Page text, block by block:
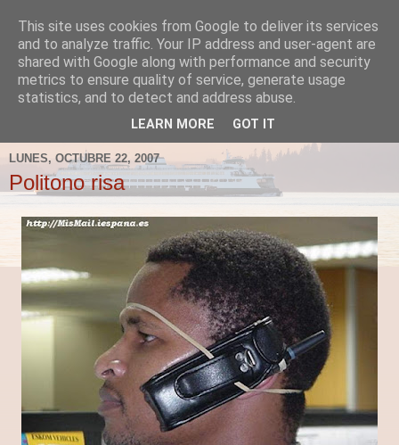
Fergus el Destructor
Blog sobre lo que le apetece escribir a Fergus, en el caso
de que le apetezca escribir.
LUNES, OCTUBRE 22, 2007
Politono risa
This site uses cookies from Google to deliver its services
and to analyze traffic. Your IP address and user-agent are
shared with Google along with performance and security
metrics to ensure quality of service, generate usage
statistics, and to detect and address abuse.
LEARN MORE GOT IT